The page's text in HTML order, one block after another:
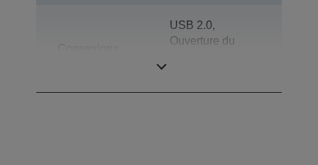
USB 2.0,
Ouverture du